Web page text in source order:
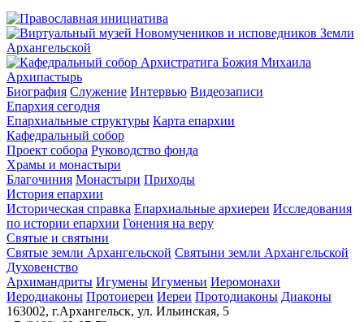
Архипастырь
Биография Служение Интервью Видеозаписи
Епархия сегодня
Епархиальные структуры Карта епархии
Кафедральный собор
Проект собора Руководство фонда
Храмы и монастыри
Благочиния Монастыри Приходы
История епархии
Историческая справка Епархиальные архиереи Исследования
по истории епархии Гонения на веру
Святые и святыни
Святые земли Архангельской Святыни земли Архангельской
Духовенство
Архимандриты Игумены Игуменьи Иеромонахи
Иеродиаконы Протоиереи Иереи Протодиаконы Диаконы
163002, г.Архангельск, ул. Ильинская, 5